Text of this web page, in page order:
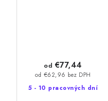
5 - 10 pracovných dní
od €62,96 bez DPH
od €77,44